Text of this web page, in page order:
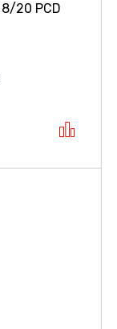
8/20 PCD